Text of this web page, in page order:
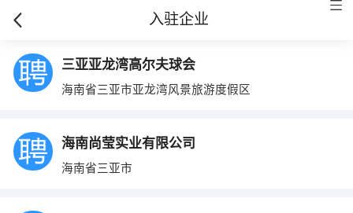
入驻企业
三亚亚龙湾高尔夫球会
海南省三亚市亚龙湾风景旅游度假区
海南尚莹实业有限公司
海南省三亚市